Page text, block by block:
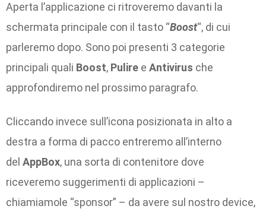
Aperta l’applicazione ci ritroveremo davanti la
schermata principale con il tasto “Boost“, di cui
parleremo dopo. Sono poi presenti 3 categorie
principali quali Boost, Pulire e Antivirus che
approfondiremo nel prossimo paragrafo.
Cliccando invece sull’icona posizionata in alto a
destra a forma di pacco entreremo all’interno
del AppBox, una sorta di contenitore dove
riceveremo suggerimenti di applicazioni –
chiamiamole “sponsor” – da avere sul nostro device,